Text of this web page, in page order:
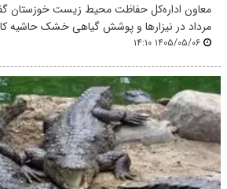
مرداد در نیزارها و پوشش گیاهی خشک حاشیه
۱۴۰۵/۰۵/۰۶ ۱۴:۱۰